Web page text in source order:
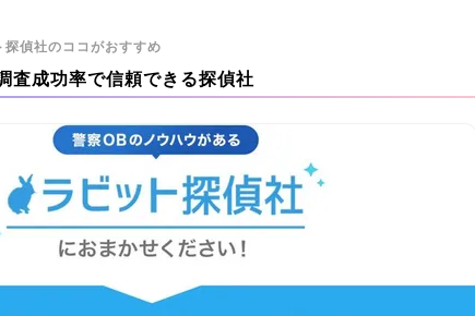
偵社のココがおすすめ
成功率で信頼できる探偵社